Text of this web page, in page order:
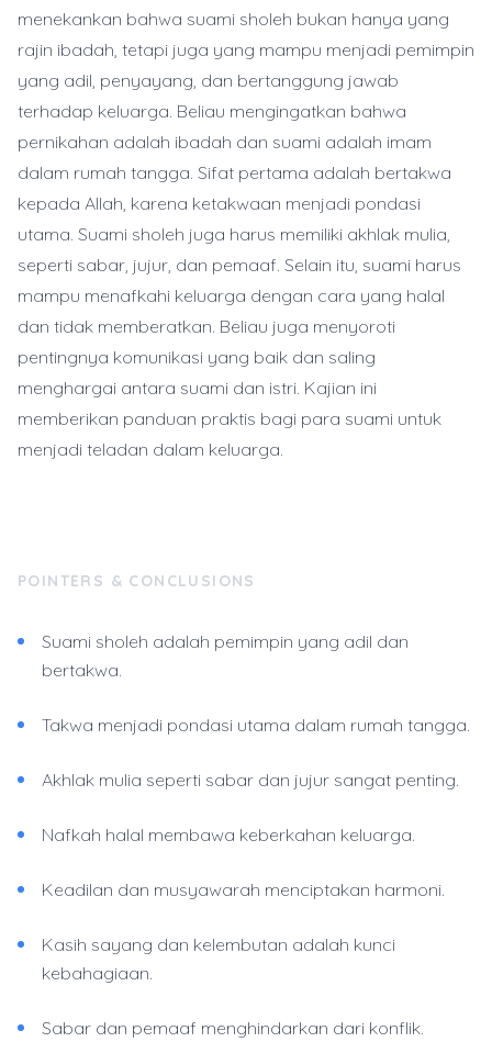
menekankan bahwa suami sholeh bukan hanya yang
rajin ibadah, tetapi juga yang mampu menjadi pemimpin
yang adil, penyayang, dan bertanggung jawab
terhadap keluarga. Beliau mengingatkan bahwa
pernikahan adalah ibadah dan suami adalah imam
dalam rumah tangga. Sifat pertama adalah bertakwa
kepada Allah, karena ketakwaan menjadi pondasi
utama. Suami sholeh juga harus memiliki akhlak mulia,
seperti sabar, jujur, dan pemaaf. Selain itu, suami harus
mampu menafkahi keluarga dengan cara yang halal
dan tidak memberatkan. Beliau juga menyoroti
pentingnya komunikasi yang baik dan saling
menghargai antara suami dan istri. Kajian ini
memberikan panduan praktis bagi para suami untuk
menjadi teladan dalam keluarga.
POINTERS & CONCLUSIONS
Suami sholeh adalah pemimpin yang adil dan
bertakwa.
Takwa menjadi pondasi utama dalam rumah tangga.
Akhlak mulia seperti sabar dan jujur sangat penting.
Nafkah halal membawa keberkahan keluarga.
Keadilan dan musyawarah menciptakan harmoni.
Kasih sayang dan kelembutan adalah kunci
kebahagiaan.
Sabar dan pemaaf menghindarkan dari konflik.